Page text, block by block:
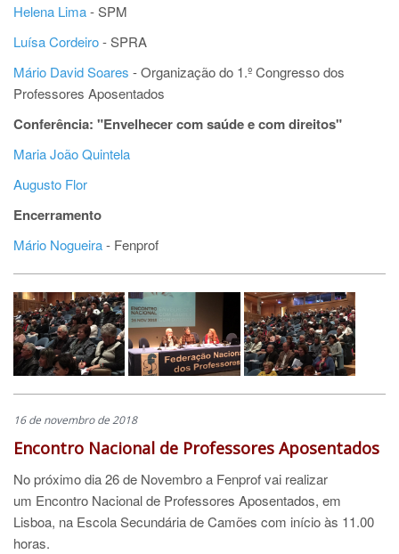
Helena Lima- SPM
Luísa Cordeiro- SPRA
Mário David Soares - Organização do 1.º Congresso dos
Professores Aposentados
Conferência: "Envelhecer com saúde e com direitos"
Maria João Quintela
Augusto Flor
Encerramento
Mário Nogueira- Fenprof
16 de novembro de 2018
Encontro Nacional de Professores Aposentados
No próximo dia 26 de Novembro a Fenprof vai realizar
um Encontro Nacional de Professores Aposentados, em
Lisboa, na Escola Secundária de Camões com início às 11.00
horas.